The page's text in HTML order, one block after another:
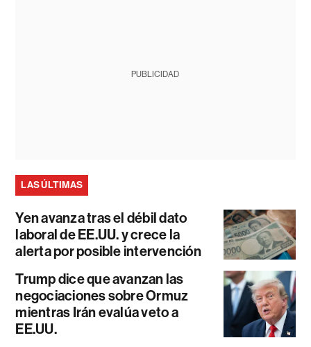
PUBLICIDAD
LAS ÚLTIMAS
Yen avanza tras el débil dato
laboral de EE.UU. y crece la
alerta por posible intervención
Trump dice que avanzan las
negociaciones sobre Ormuz
mientras Irán evalúa veto a
EE.UU.